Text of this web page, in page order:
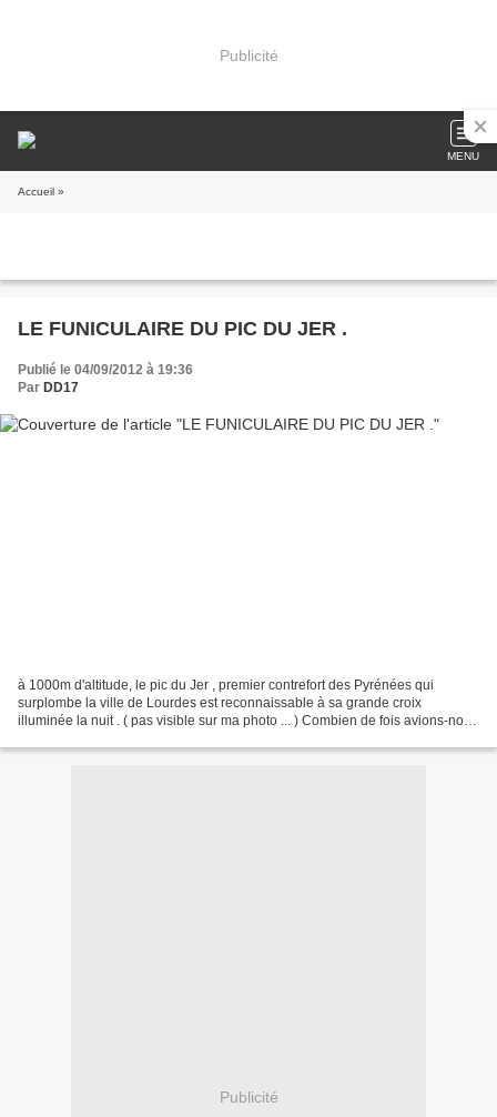
Publicité
MENU
Accueil »
LE FUNICULAIRE DU PIC DU JER .
Publié le 04/09/2012 à 19:36
Par DD17
à 1000m d'altitude, le pic du Jer , premier contrefort des Pyrénées qui
surplombe la ville de Lourdes est reconnaissable à sa grande croix
illuminée la nuit . ( pas visible sur ma photo ... ) Combien de fois avions-nous
Publicité